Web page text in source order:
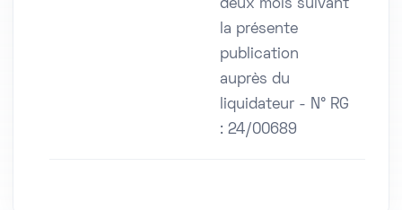
deux mois suivant
la présente
publication
auprès du
liquidateur - N° RG
: 24/00689